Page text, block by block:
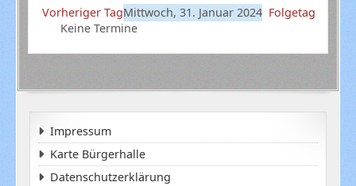
Vorheriger TagMittwoch, 31. Januar 2024 Folgetag
Keine Termine
Impressum
Karte Bürgerhalle
Datenschutzerklärung